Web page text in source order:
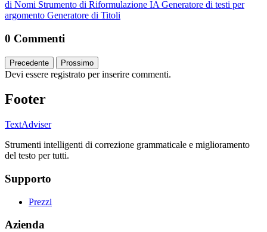
di Nomi Strumento di Riformulazione IA Generatore di testi per
argomento Generatore di Titoli
0 Commenti
Precedente Prossimo
Devi essere registrato per inserire commenti.
Footer
TextAdviser
Strumenti intelligenti di correzione grammaticale e miglioramento
del testo per tutti.
Supporto
Prezzi
Azienda